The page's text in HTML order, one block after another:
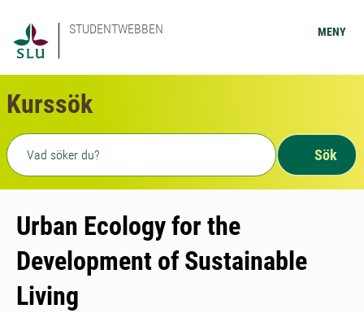
STUDENTWEBBEN MENY
Kurssök
Fritext sökning
Sök
Urban Ecology for the
Development of Sustainable
Living